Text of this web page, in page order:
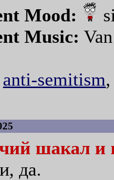
Mood:
Music:
anti-semitism
шакал и
да.